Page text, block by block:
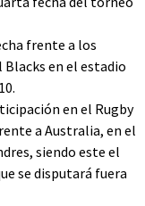
frente a los
en el estadio
en el Rugby
a Australia, en el
siendo este el
se disputará fuera